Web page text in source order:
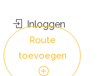
Inloggen
Route
toevoegen